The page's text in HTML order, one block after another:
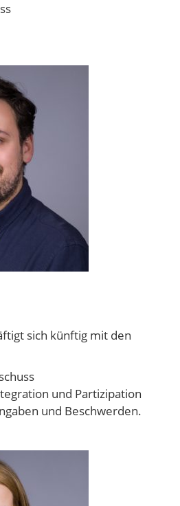
sich künftig mit den
und Partizipation
und Beschwerden.